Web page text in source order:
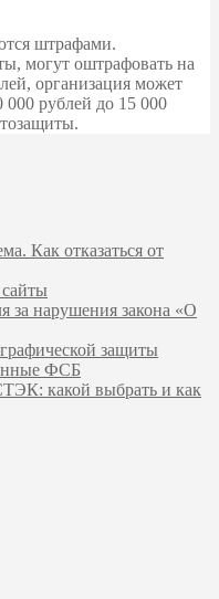
штрафами.
могут оштрафовать на
организация может
000 рублей до 15 000
Как отказаться от
за нарушения закона «О
защиты
ФСБ
какой выбрать и как